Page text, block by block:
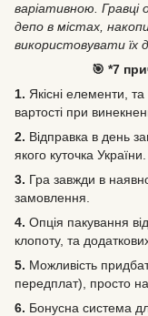
варіативною.
депо в містах,
використовувати їх
🎯 *7
1. Якісні елементи,
вартості при
2. Відправка в день
якого куточка України.
3. Гра завжди в
замовлення.
4. Опція пакування
клопоту, та
5. Можливість
передплат), просто
6. Бонусна система